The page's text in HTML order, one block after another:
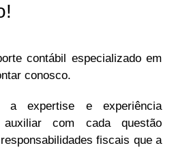
contábil especializado em
conosco.
a expertise e experiência
com cada questão
fiscais que a